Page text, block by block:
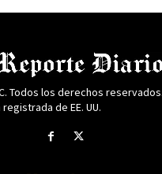
Todos los derechos
de EE. UU.